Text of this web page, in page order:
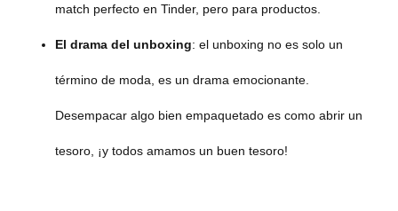
match perfecto en Tinder, pero para productos.
El drama del unboxing: el unboxing no es solo un
término de moda, es un drama emocionante.
Desempacar algo bien empaquetado es como abrir un
tesoro, ¡y todos amamos un buen tesoro!